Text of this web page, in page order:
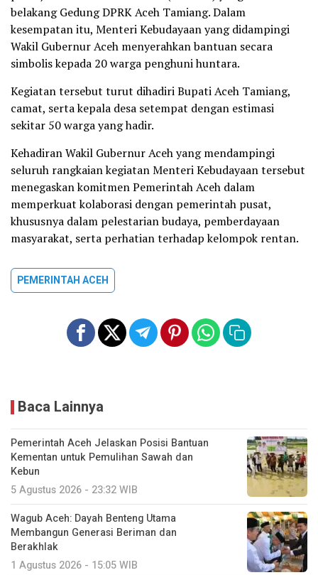
belakang Gedung DPRK Aceh Tamiang. Dalam
kesempatan itu, Menteri Kebudayaan yang didampingi
Wakil Gubernur Aceh menyerahkan bantuan secara
simbolis kepada 20 warga penghuni huntara.
Kegiatan tersebut turut dihadiri Bupati Aceh Tamiang,
camat, serta kepala desa setempat dengan estimasi
sekitar 50 warga yang hadir.
Kehadiran Wakil Gubernur Aceh yang mendampingi
seluruh rangkaian kegiatan Menteri Kebudayaan tersebut
menegaskan komitmen Pemerintah Aceh dalam
memperkuat kolaborasi dengan pemerintah pusat,
khususnya dalam pelestarian budaya, pemberdayaan
masyarakat, serta perhatian terhadap kelompok rentan.
PEMERINTAH ACEH
Baca Lainnya
Pemerintah Aceh Jelaskan Posisi Bantuan
Kementan untuk Pemulihan Sawah dan
Kebun
5 Agustus 2026 - 23:32 WIB
Wagub Aceh: Dayah Benteng Utama
Membangun Generasi Beriman dan
Berakhlak
1 Agustus 2026 - 15:05 WIB